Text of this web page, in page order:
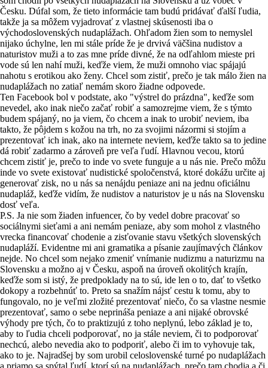
Česku. Dúfal som, že tieto informácie tam budú pridávať ďalší ľudia,
takže ja sa môžem vyjadrovať z vlastnej skúsenosti iba o
východoslovenských nudaplážach. Ohľadom žien som to nemyslel
nijako úchylne, len mi stále príde že je drvivá väčšina nudistov a
naturistov muži a to zas mne príde divné, že na odľahlom mieste pri
vode sú len nahí muži, keďže viem, že muži omnoho viac spájajú
nahotu s erotikou ako ženy. Chcel som zistiť, prečo je tak málo žien na
nudaplážach no zatiaľ nemám skoro žiadne odpovede.
Ten Facebook bol v podstate, ako "výstrel do prázdna", keďže som
nevedel, ako inak niečo začať robiť a samozrejme viem, že s týmto
budem spájaný, no ja viem, čo chcem a inak to urobiť neviem, iba
takto, že pôjdem s kožou na trh, no za svojimi názormi si stojím a
prezentovať ich inak, ako na internete neviem, keďže takto sa to jedine
dá robiť zadarmo a zároveň pre veľa ľudí. Hlavnou vecou, ktorú
chcem zistiť je, prečo to inde vo svete funguje a u nás nie. Prečo môžu
inde vo svete existovať nudistické spoločenstvá, ktoré dokážu určite aj
generovať zisk, no u nás sa nenájdu peniaze ani na jednu oficiálnu
nudapláž, keďže vidím, že nudistov a naturistov je u nás na Slovensku
dosť veľa.
P.S. Ja nie som žiaden infuencer, čo by vedel dobre pracovať so
sociálnymi sieťami a ani nemám peniaze, aby som mohol z vlastného
vrecka financovať chodenie a zisťovanie stavu všetkých slovenských
nudapláží. Evidentne mi ani gramatika a písanie zaujímavých článkov
nejde. No chcel som nejako zmeniť vnímanie nudizmu a naturizmu na
Slovensku a možno aj v Česku, aspoň na úroveň okolitých krajín,
keďže som si istý, že predpoklady na to sú, ide len o to, dať to všetko
dokopy a rozbehnúť to. Preto sa snažím nájsť cestu k tomu, aby to
fungovalo, no je veľmi zložité prezentovať niečo, čo sa vlastne nesmie
prezentovať, samo o sebe neprináša peniaze a ani nijaké obrovské
výhody pre tých, čo to praktizujú z toho neplynú, lebo základ je to,
aby to ľudia chceli podporovať, no ja stále neviem, či to podporovať
nechcú, alebo nevedia ako to podporiť, alebo či im to vyhovuje tak,
ako to je. Najradšej by som urobil celoslovenské turné po nudaplážach